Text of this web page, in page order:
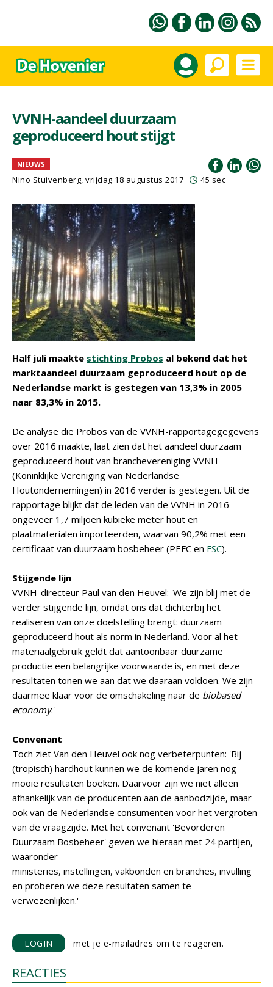
VVNH-aandeel duurzaam
geproduceerd hout stijgt
NIEUWS
Nino Stuivenberg, vrijdag 18 augustus 2017 45 sec
Half juli maakte stichting Probos al bekend dat het
marktaandeel duurzaam geproduceerd hout op de
Nederlandse markt is gestegen van 13,3% in 2005
naar 83,3% in 2015.
De analyse die Probos van de VVNH-rapportagegegevens
over 2016 maakte, laat zien dat het aandeel duurzaam
geproduceerd hout van branchevereniging VVNH
(Koninklijke Vereniging van Nederlandse
Houtondernemingen) in 2016 verder is gestegen. Uit de
rapportage blijkt dat de leden van de VVNH in 2016
ongeveer 1,7 miljoen kubieke meter hout en
plaatmaterialen importeerden, waarvan 90,2% met een
certificaat van duurzaam bosbeheer (PEFC en FSC).
Stijgende lijn
VVNH-directeur Paul van den Heuvel: 'We zijn blij met de
verder stijgende lijn, omdat ons dat dichterbij het
realiseren van onze doelstelling brengt: duurzaam
geproduceerd hout als norm in Nederland. Voor al het
materiaalgebruik geldt dat aantoonbaar duurzame
productie een belangrijke voorwaarde is, en met deze
resultaten tonen we aan dat we daaraan voldoen. We zijn
daarmee klaar voor de omschakeling naar de biobased
economy.'
Convenant
Toch ziet Van den Heuvel ook nog verbeterpunten: 'Bij
(tropisch) hardhout kunnen we de komende jaren nog
mooie resultaten boeken. Daarvoor zijn we niet alleen
afhankelijk van de producenten aan de aanbodzijde, maar
ook van de Nederlandse consumenten voor het vergroten
van de vraagzijde. Met het convenant 'Bevorderen
Duurzaam Bosbeheer' geven we hieraan met 24 partijen,
waaronder
ministeries, instellingen, vakbonden en branches, invulling
en proberen we deze resultaten samen te
verwezenlijken.'
LOGIN met je e-mailadres om te reageren.
REACTIES